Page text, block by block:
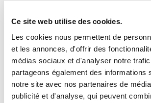
Ce site web utilise des cookies.
Les cookies nous permettent de
et les annonces, d'offrir des
médias sociaux et d'analyser notre
partageons également des informations
notre site avec nos partenaires de
publicité et d'analyse, qui peuvent
Carburant GO
INFORMATIONS PRODUITS